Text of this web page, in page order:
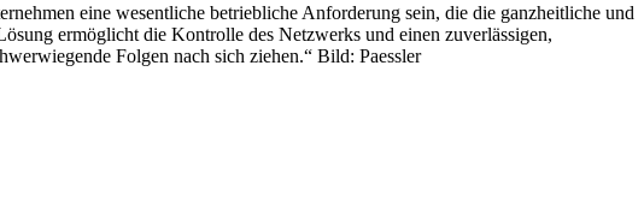
eine wesentliche betriebliche Anforderung sein, die die ganzheitliche und
ermöglicht die Kontrolle des Netzwerks und einen zuverlässigen,
Folgen nach sich ziehen.“ Bild: Paessler